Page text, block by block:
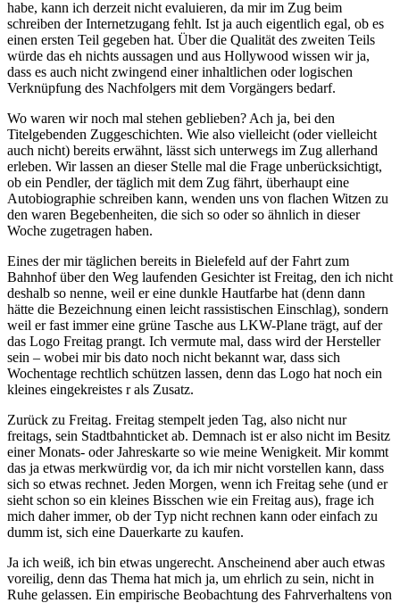
habe, kann ich derzeit nicht evaluieren, da mir im Zug beim
schreiben der Internetzugang fehlt. Ist ja auch eigentlich egal, ob es
einen ersten Teil gegeben hat. Über die Qualität des zweiten Teils
würde das eh nichts aussagen und aus Hollywood wissen wir ja,
dass es auch nicht zwingend einer inhaltlichen oder logischen
Verknüpfung des Nachfolgers mit dem Vorgängers bedarf.
Wo waren wir noch mal stehen geblieben? Ach ja, bei den
Titelgebenden Zuggeschichten. Wie also vielleicht (oder vielleicht
auch nicht) bereits erwähnt, lässt sich unterwegs im Zug allerhand
erleben. Wir lassen an dieser Stelle mal die Frage unberücksichtigt,
ob ein Pendler, der täglich mit dem Zug fährt, überhaupt eine
Autobiographie schreiben kann, wenden uns von flachen Witzen zu
den waren Begebenheiten, die sich so oder so ähnlich in dieser
Woche zugetragen haben.
Eines der mir täglichen bereits in Bielefeld auf der Fahrt zum
Bahnhof über den Weg laufenden Gesichter ist Freitag, den ich nicht
deshalb so nenne, weil er eine dunkle Hautfarbe hat (denn dann
hätte die Bezeichnung einen leicht rassistischen Einschlag), sondern
weil er fast immer eine grüne Tasche aus LKW-Plane trägt, auf der
das Logo Freitag prangt. Ich vermute mal, dass wird der Hersteller
sein – wobei mir bis dato noch nicht bekannt war, dass sich
Wochentage rechtlich schützen lassen, denn das Logo hat noch ein
kleines eingekreistes r als Zusatz.
Zurück zu Freitag. Freitag stempelt jeden Tag, also nicht nur
freitags, sein Stadtbahnticket ab. Demnach ist er also nicht im Besitz
einer Monats- oder Jahreskarte so wie meine Wenigkeit. Mir kommt
das ja etwas merkwürdig vor, da ich mir nicht vorstellen kann, dass
sich so etwas rechnet. Jeden Morgen, wenn ich Freitag sehe (und er
sieht schon so ein kleines Bisschen wie ein Freitag aus), frage ich
mich daher immer, ob der Typ nicht rechnen kann oder einfach zu
dumm ist, sich eine Dauerkarte zu kaufen.
Ja ich weiß, ich bin etwas ungerecht. Anscheinend aber auch etwas
voreilig, denn das Thema hat mich ja, um ehrlich zu sein, nicht in
Ruhe gelassen. Ein empirische Beobachtung des Fahrverhaltens von